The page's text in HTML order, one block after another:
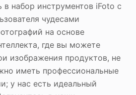
набор инструментов iFoto с
чудесами
на основе
где вы можете
изображения продуктов, не
иметь профессиональные
у нас есть идеальный